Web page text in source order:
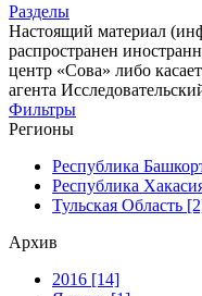
Разделы
Настоящий материал
распространен
центр «Сова» либо
агента
Фильтры
Регионы
Республика
Республика
Тульская Область
Архив
2016 [14]